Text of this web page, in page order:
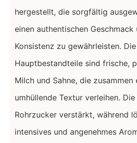
hergestellt, die sorgfältig
einen authentischen
Konsistenz zu gewährleisten. Die
Hauptbestandteile sind frische,
Milch und Sahne, die zusammen
umhüllende Textur verleihen.
Rohrzucker verstärkt, während
intensives und angenehmes